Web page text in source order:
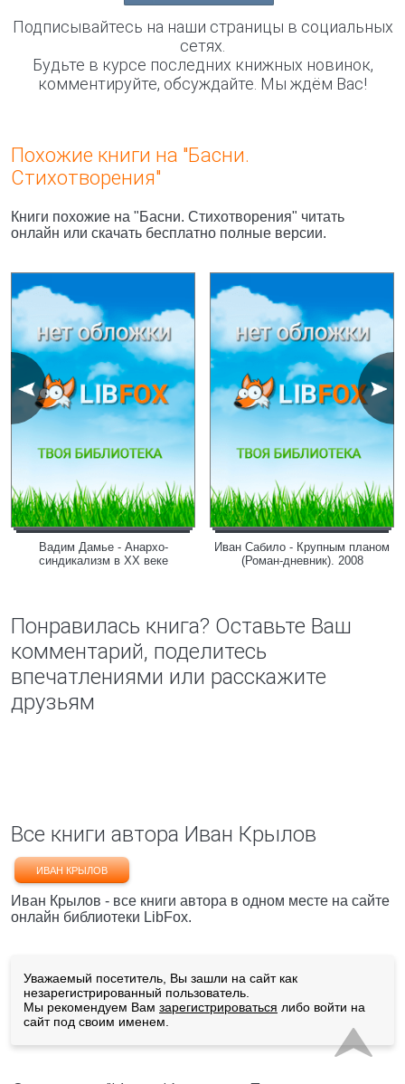
Подписывайтесь на наши страницы в социальных
сетях.
Будьте в курсе последних книжных новинок,
комментируйте, обсуждайте. Мы ждём Вас!
Похожие книги на "Басни.
Стихотворения"
Книги похожие на "Басни. Стихотворения" читать
онлайн или скачать бесплатно полные версии.
Вадим Дамье - Анархо-
синдикализм в ХХ веке
Иван Сабило - Крупным планом
(Роман-дневник). 2008
Понравилась книга? Оставьте Ваш
комментарий, поделитесь
впечатлениями или расскажите
друзьям
Все книги автора Иван Крылов
ИВАН КРЫЛОВ
Иван Крылов - все книги автора в одном месте на сайте
онлайн библиотеки LibFox.
Уважаемый посетитель, Вы зашли на сайт как
незарегистрированный пользователь.
Мы рекомендуем Вам зарегистрироваться либо войти на
сайт под своим именем.